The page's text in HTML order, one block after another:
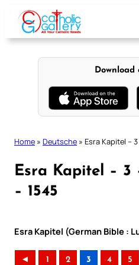
content
Download
Home » Deutsche » Esra Kapitel –
Esra Kapitel – 3
– 1545
Esra Kapitel (German Bible :
◄ 1 2 3 4 5